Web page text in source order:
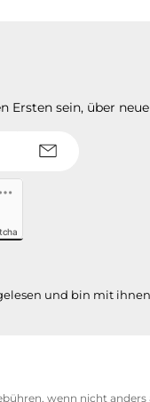
Ersten sein, über
und bin mit
wenn nicht anders